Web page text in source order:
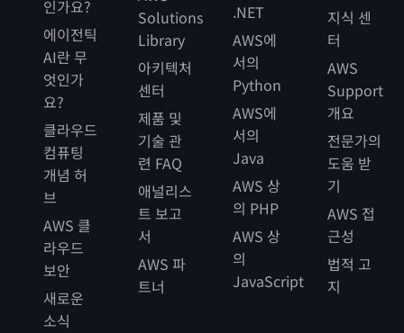
인가요?
에이전틱
AI란 무
엇인가
요?
클라우드
컴퓨팅
개념 허
브
AWS 클
라우드
보안
새로운
소식
Solutions
Library
아키텍처
센터
제품 및
기술 관
련 FAQ
애널리스
트 보고
서
AWS 파
트너
.NET
AWS에
서의
Python
AWS에
서의
Java
AWS 상
의 PHP
AWS 상
의
JavaScript
지식 센
터
AWS
Support
개요
전문가의
도움 받
기
AWS 접
근성
법적 고
지